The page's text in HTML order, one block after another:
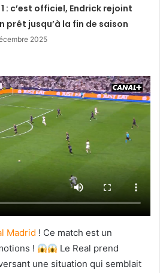
: c’est officiel, Endrick rejoint
prêt jusqu’à la fin de saison
2025
Madrid ! Ce match est un
!
Le Real prend
une situation qui semblait